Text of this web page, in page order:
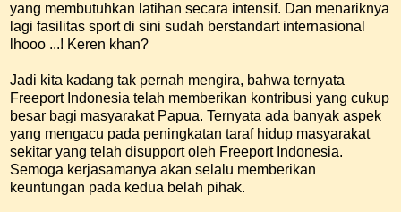
yang membutuhkan latihan secara intensif. Dan menariknya
lagi fasilitas sport di sini sudah berstandart internasional
lhooo ...! Keren khan?
Jadi kita kadang tak pernah mengira, bahwa ternyata
Freeport Indonesia telah memberikan kontribusi yang cukup
besar bagi masyarakat Papua. Ternyata ada banyak aspek
yang mengacu pada peningkatan taraf hidup masyarakat
sekitar yang telah disupport oleh Freeport Indonesia.
Semoga kerjasamanya akan selalu memberikan
keuntungan pada kedua belah pihak.